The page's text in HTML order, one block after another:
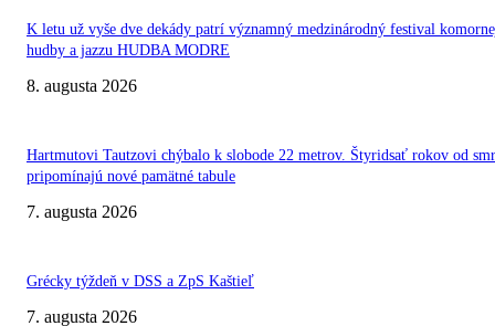
K letu už vyše dve dekády patrí významný medzinárodný festival
hudby a jazzu HUDBA MODRE
8. augusta 2026
Hartmutovi Tautzovi chýbalo k slobode 22 metrov. Štyridsať rokov od
pripomínajú nové pamätné tabule
7. augusta 2026
Grécky týždeň v DSS a ZpS Kaštieľ
7. augusta 2026